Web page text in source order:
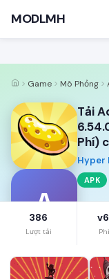
TÌM KIẾM PHỔ BIẾN
MODLMH
Game Mô Phỏng
A
Tải
Phí)
Hyper
APK
386
Lượt tải